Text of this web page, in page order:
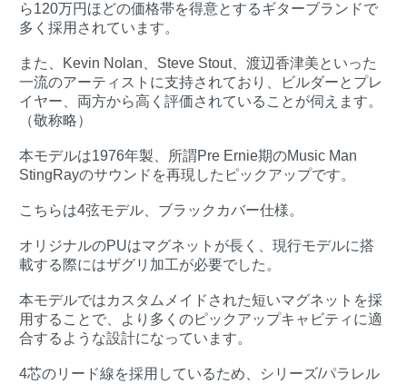
ら120万円ほどの価格帯を得意とするギターブランドで
多く採用されています。
また、Kevin Nolan、Steve Stout、渡辺香津美といった
一流のアーティストに支持されており、ビルダーとプレ
イヤー、両方から高く評価されていることが伺えます。
（敬称略）
本モデルは1976年製、所謂Pre Ernie期のMusic Man
StingRayのサウンドを再現したピックアップです。
こちらは4弦モデル、ブラックカバー仕様。
オリジナルのPUはマグネットが長く、現行モデルに搭
載する際にはザグリ加工が必要でした。
本モデルではカスタムメイドされた短いマグネットを採
用することで、より多くのピックアップキャビティに適
合するような設計になっています。
4芯のリード線を採用しているため、シリーズ/パラレル